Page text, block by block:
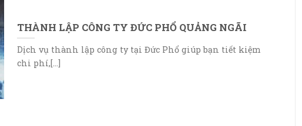
THÀNH LẬP CÔNG TY ĐỨC PHỔ QUẢNG NGÃI
Dịch vụ thành lập công ty tại Đức Phổ giúp bạn tiết kiệm
chi phí,[...]